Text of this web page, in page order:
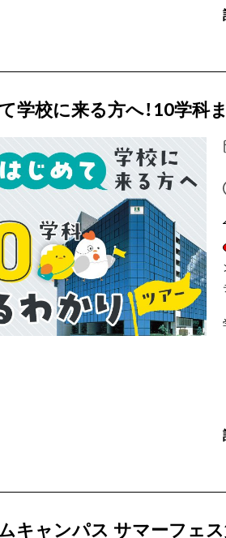
学校に来る方へ！10学科
キャンパス サマーフェ